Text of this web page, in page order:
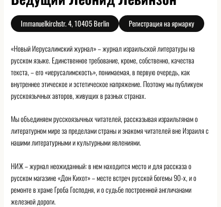
Immanuelkirchstr. 4, 10405 Berlin Регистрация на ярмарку
«Новый Иерусалимский журнал» – журнал израильской литературы на
русском языке. Единственное требование, кроме, собственно, качества
текста, – его «иерусалимскость», понимаемая, в первую очередь, как
внутреннее этическое и эстетическое напряжение. Поэтому мы публикуем
русскоязычных авторов, живущих в разных странах.
Мы объединяем русскоязычных читателей, рассказывая израильтянам о
литературном мире за пределами страны и знакомя читателей вне Израиля с
нашими литературными и культурными явлениями.
НИЖ – журнал неожиданный: в нем находится место и для рассказа о
русском магазине «Дон Кихот» – месте встреч русской богемы 90-х, и о
ремонте в храме Гроба Господня, и о судьбе построенной англичанами
железной дороги.